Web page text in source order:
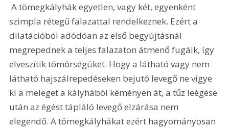
A tömegkályhák egyetlen, vagy két, egyenként
szimpla rétegű falazattal rendelkeznek. Ezért a
dilatációból adódóan az első begyújtásnál
megrepednek a teljes falazaton átmenő fugáik, így
elveszítik tömörségüket. Hogy a látható vagy nem
látható hajszálrepedéseken bejutó levegő ne vigye
ki a meleget a kályhából kéményen át, a tűz leégése
után az égést tápláló levegő elzárása nem
elegendő. A tömegkályhákat ezért hagyományosan